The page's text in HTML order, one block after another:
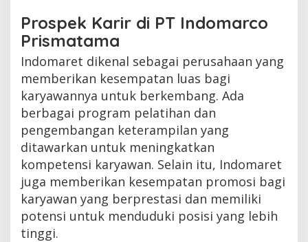
Prospek Karir di PT Indomarco
Prismatama
Indomaret dikenal sebagai perusahaan yang
memberikan kesempatan luas bagi
karyawannya untuk berkembang. Ada
berbagai program pelatihan dan
pengembangan keterampilan yang
ditawarkan untuk meningkatkan
kompetensi karyawan. Selain itu, Indomaret
juga memberikan kesempatan promosi bagi
karyawan yang berprestasi dan memiliki
potensi untuk menduduki posisi yang lebih
tinggi.